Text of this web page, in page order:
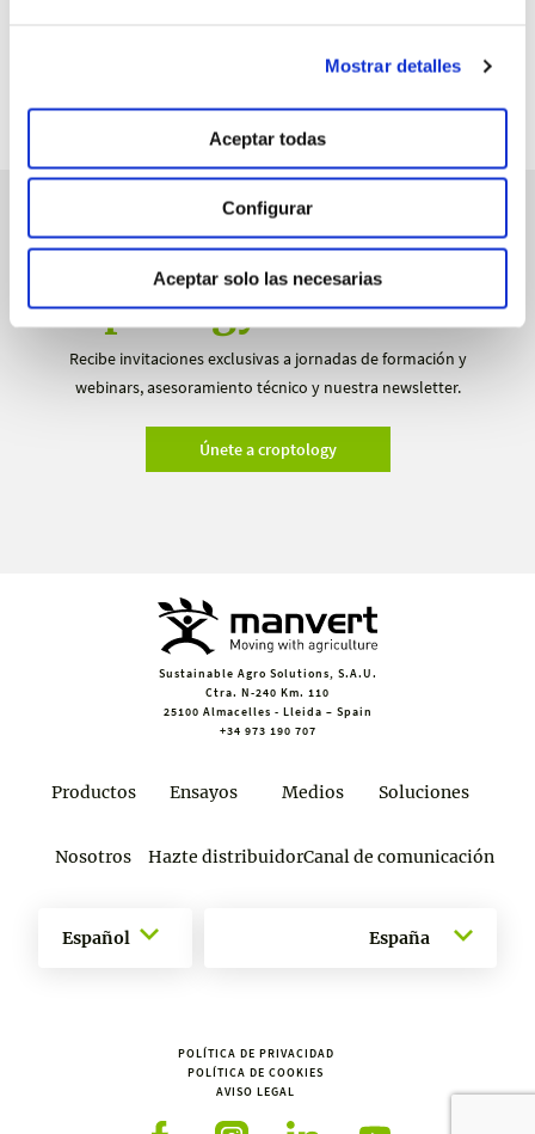
Mostrar detalles
Aceptar todas
Configurar
Aceptar solo las necesarias
manvert
croptology
Recibe invitaciones exclusivas a jornadas de formación y
webinars, asesoramiento técnico y nuestra newsletter.
Únete a croptology
Sustainable Agro Solutions, S.A.U.
Ctra. N-240 Km. 110
25100 Almacelles - Lleida – Spain
+34 973 190 707
Productos Ensayos Medios Soluciones
Nosotros Hazte distribuidorCanal de comunicación
Español España
POLÍTICA DE PRIVACIDAD
POLÍTICA DE COOKIES
AVISO LEGAL